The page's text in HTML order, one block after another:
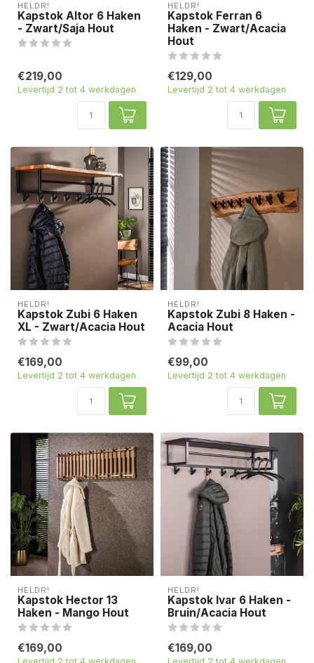
HELDR!
Kapstok Altor 6 Haken
- Zwart/Saja Hout
€219,00
Levertijd 2 tot 4 werkdagen
HELDR!
Kapstok Ferran 6
Haken - Zwart/Acacia
Hout
€129,00
Levertijd 2 tot 4 werkdagen
HELDR!
Kapstok Zubi 6 Haken
XL - Zwart/Acacia Hout
€169,00
Levertijd 2 tot 4 werkdagen
HELDR!
Kapstok Zubi 8 Haken -
Acacia Hout
€99,00
Levertijd 2 tot 4 werkdagen
HELDR!
Kapstok Hector 13
Haken - Mango Hout
€169,00
HELDR!
Kapstok Ivar 6 Haken -
Bruin/Acacia Hout
€169,00